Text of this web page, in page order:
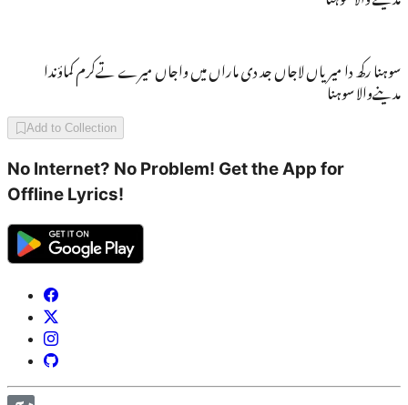
سوہنا رکھ دا میریاں لاجاں جد دی ماراں میں واجاں میرے تےکرم کماؤندا
مدینےوالا سوہنا
Add to Collection
No Internet? No Problem! Get the App for
Offline Lyrics!